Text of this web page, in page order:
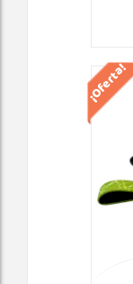
¡Oferta!